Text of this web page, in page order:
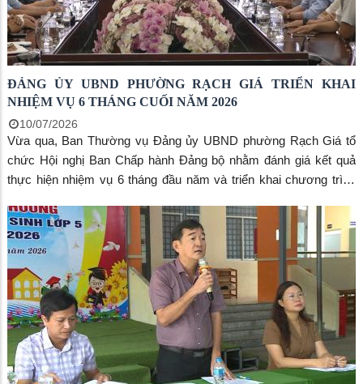
ĐẢNG ỦY UBND PHƯỜNG RẠCH GIÁ TRIỂN KHAI
NHIỆM VỤ 6 THÁNG CUỐI NĂM 2026
10/07/2026
Vừa qua, Ban Thường vụ Đảng ủy UBND phường Rạch Giá tổ
chức Hội nghị Ban Chấp hành Đảng bộ nhằm đánh giá kết quả
thực hiện nhiệm vụ 6 tháng đầu năm và triển khai chương trình
Bí thư Đảng ủy, Chủ tịch UBND phường, Bí thư Đảng ủy UBND
phường chủ trì hội nghị.